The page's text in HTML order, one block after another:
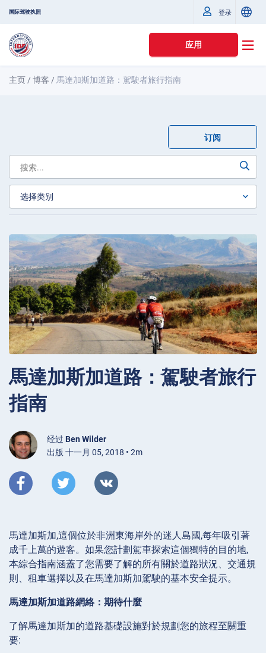
国际驾驶执照 登录
应用
主页 /博客 / 馬達加斯加道路：駕駛者旅行指南
订阅
馬達加斯加道路：駕駛者旅行
指南
经过 Ben Wilder
出版 十一月 05, 2018 • 2m
馬達加斯加,這個位於非洲東海岸外的迷人島國,每年吸引著
成千上萬的遊客。如果您計劃駕車探索這個獨特的目的地,
本綜合指南涵蓋了您需要了解的所有關於道路狀況、交通規
則、租車選擇以及在馬達加斯加駕駛的基本安全提示。
馬達加斯加道路網絡：期待什麼
了解馬達加斯加的道路基礎設施對於規劃您的旅程至關重
要: